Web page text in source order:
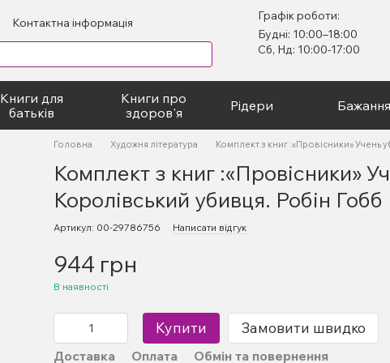
Контактна інформація
Графік роботи:
Будні: 10:00–18:00
Сб, Нд: 10:00-17:00
Книги для
батьків
Книги про
здоров'я
Рідери Бажання
Головна Художня література Комплект з книг :«Провісники» Учень
Комплект з книг :«Провісники»
Королівський убивця. Робін Гобб
Артикул: 00-29786756 Написати відгук
944 грн
В наявності
Купити Замовити швидко
Доставка Оплата Обмін та повернення